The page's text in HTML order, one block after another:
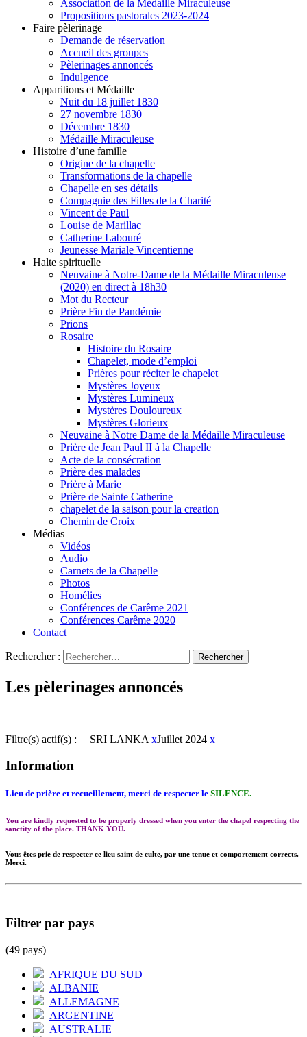
Association de la Médaille Miraculeuse
Propositions pastorales 2023-2024
Faire pèlerinage
Demande de réservation
Accueil des groupes
Pèlerinages annoncés
Indulgence
Apparitions et Médaille
Nuit du 18 juillet 1830
27 novembre 1830
Décembre 1830
Médaille Miraculeuse
Histoire d’une famille
Origine de la chapelle
Transformations de la chapelle
Chapelle en ses détails
Compagnie des Filles de la Charité
Vincent de Paul
Louise de Marillac
Catherine Labouré
Jeunesse Mariale Vincentienne
Halte spirituelle
Neuvaine à Notre-Dame de la Médaille Miraculeuse
(2020) en direct à 18h30
Mot du Recteur
Prière Fin de Pandémie
Prions
Rosaire
Histoire du Rosaire
Chapelet, mode d’emploi
Prières pour réciter le chapelet
Mystères Joyeux
Mystères Lumineux
Mystères Douloureux
Mystères Glorieux
Neuvaine à Notre Dame de la Médaille Miraculeuse
Prière de Jean Paul II à la Chapelle
Acte de la consécration
Prière des malades
Prière à Marie
Prière de Sainte Catherine
chapelet de la saison pour la creation
Chemin de Croix
Médias
Vidéos
Audio
Carnets de la Chapelle
Photos
Homélies
Conférences de Carême 2021
Conférences Carême 2020
Contact
Rechercher :
Les pèlerinages annoncés
Filtre(s) actif(s) : SRI LANKA xJuillet 2024 x
Information
Lieu de prière et recueillement, merci de respecter le SILENCE.
You are kindly requested to be properly dressed when you enter the chapel respecting the
sanctity of the place. THANK YOU.
Vous êtes prie de respecter ce lieu saint de culte, par une tenue et comportement corrects.
Merci.
Filtrer par pays
(49 pays)
AFRIQUE DU SUD
ALBANIE
ALLEMAGNE
ARGENTINE
AUSTRALIE